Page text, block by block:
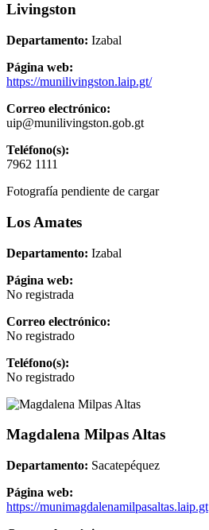
Livingston
Departamento: Izabal
Página web:
https://munilivingston.laip.gt/
Correo electrónico:
uip@munilivingston.gob.gt
Teléfono(s):
7962 1111
Fotografía pendiente de cargar
Los Amates
Departamento: Izabal
Página web:
No registrada
Correo electrónico:
No registrado
Teléfono(s):
No registrado
Magdalena Milpas Altas
Departamento: Sacatepéquez
Página web:
https://munimagdalenamilpasaltas.laip.gt